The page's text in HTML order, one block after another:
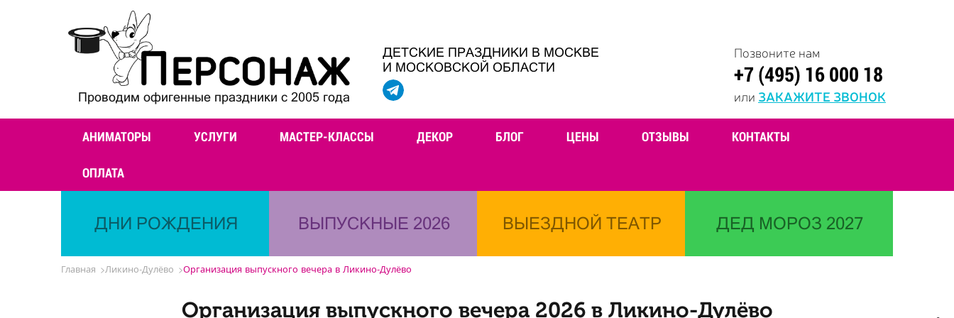
Проводим офигенные праздники с 2005 года
ДЕТСКИЕ ПРАЗДНИКИ В МОСКВЕ
И МОСКОВСКОЙ ОБЛАСТИ
Позвоните нам
+7 (495) 16 000 18
или ЗАКАЖИТЕ ЗВОНОК
АНИМАТОРЫ УСЛУГИ МАСТЕР-КЛАССЫ ДЕКОР БЛОГ ЦЕНЫ ОТЗЫВЫ КОНТАКТЫ
ОПЛАТА
ДНИ РОЖДЕНИЯ ВЫПУСКНЫЕ 2026 ВЫЕЗДНОЙ ТЕАТР ДЕД МОРОЗ 2027
Главная Ликино-Дулёво Организация выпускного вечера в Ликино-Дулёво
Организация выпускного вечера 2026 в Ликино-Дулёво